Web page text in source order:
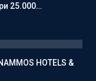
25.000…
HOTELS &